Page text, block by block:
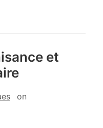
et
on